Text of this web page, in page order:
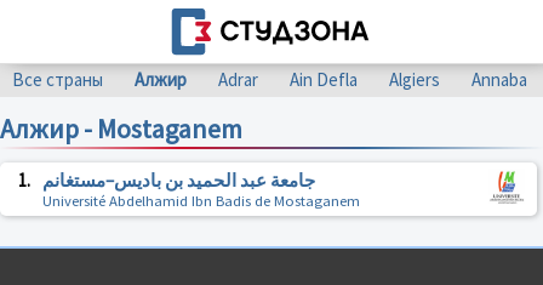
Все страны Алжир Adrar Ain Defla Algiers Annaba
Алжир - Mostaganem
1. جامعة عبد الحميد بن باديس–مستغانم
Université Abdelhamid Ibn Badis de Mostaganem